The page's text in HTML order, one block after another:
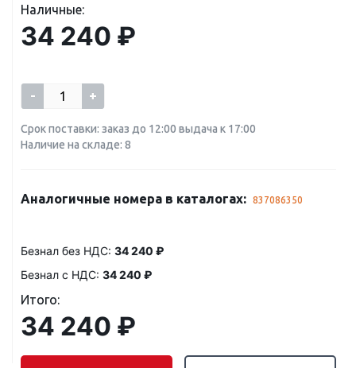
Наличные:
34 240 ₽
- +
Срок поставки: заказ до 12:00 выдача к 17:00
Наличие на складе: 8
Аналогичные номера в каталогах: 837086350
Безнал без НДС: 34 240 ₽
Безнал с НДС: 34 240 ₽
Итого:
34 240 ₽